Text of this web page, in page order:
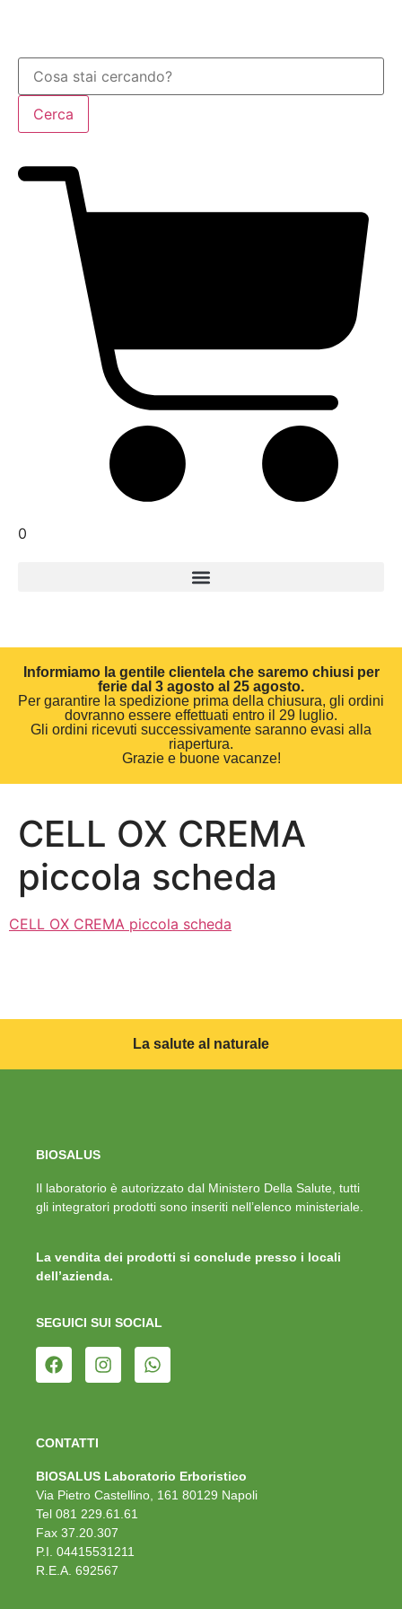
0
Informiamo la gentile clientela che saremo chiusi per
ferie dal 3 agosto al 25 agosto.
Per garantire la spedizione prima della chiusura, gli ordini
dovranno essere effettuati entro il 29 luglio.
Gli ordini ricevuti successivamente saranno evasi alla
riapertura.
Grazie e buone vacanze!
CELL OX CREMA
piccola scheda
CELL OX CREMA piccola scheda
La salute al naturale
BIOSALUS
Il laboratorio è autorizzato dal Ministero Della Salute, tutti
gli integratori prodotti sono inseriti nell’elenco ministeriale.
La vendita dei prodotti si conclude presso i locali
dell’azienda.
SEGUICI SUI SOCIAL
CONTATTI
BIOSALUS Laboratorio Erboristico
Via Pietro Castellino, 161 80129 Napoli
Tel 081 229.61.61
Fax 37.20.307
P.I. 04415531211
R.E.A. 692567